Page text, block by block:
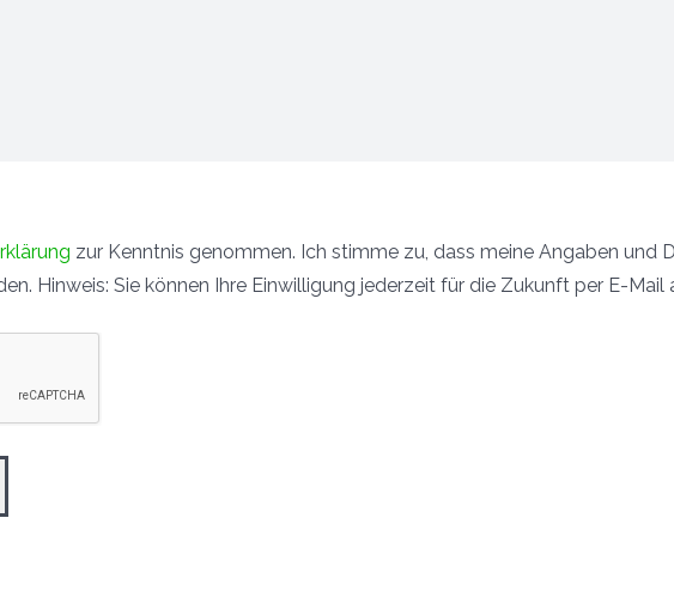
zur Kenntnis genommen. Ich stimme zu, dass meine Angaben
Hinweis: Sie können Ihre Einwilligung jederzeit für die Zukunft per E-